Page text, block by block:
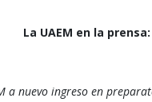
La UAEM en la prensa:
a nuevo ingreso en